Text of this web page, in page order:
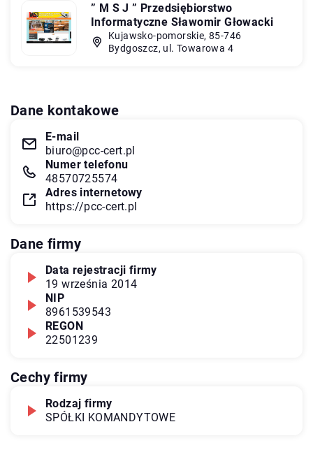
” M S J ” Przedsiębiorstwo
Informatyczne Sławomir Głowacki
Kujawsko-pomorskie, 85-746
Bydgoszcz, ul. Towarowa 4
Dane kontakowe
E-mail
biuro@pcc-cert.pl
Numer telefonu
48570725574
Adres internetowy
https://pcc-cert.pl
Dane firmy
Data rejestracji firmy
19 września 2014
NIP
8961539543
REGON
22501239
Cechy firmy
Rodzaj firmy
SPÓŁKI KOMANDYTOWE